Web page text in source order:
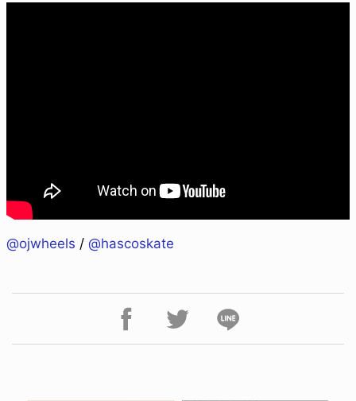
@ojwheels / @hascoskate